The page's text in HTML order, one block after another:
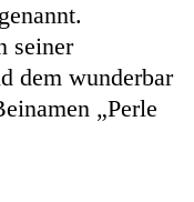
seiner
dem wunderbar
„Perle